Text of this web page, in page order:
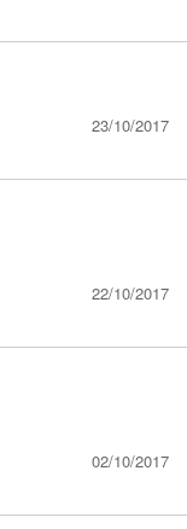
23/10/2017
22/10/2017
02/10/2017